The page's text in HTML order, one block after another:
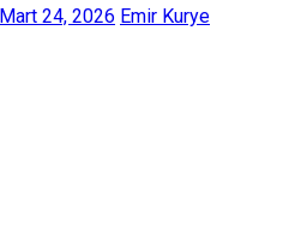
Mart 24, 2026 Emir Kurye